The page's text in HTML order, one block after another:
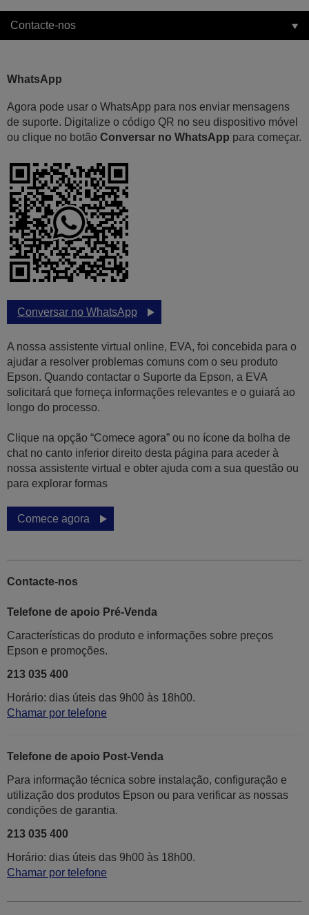
Contacte-nos
WhatsApp
Agora pode usar o WhatsApp para nos enviar mensagens
de suporte. Digitalize o código QR no seu dispositivo móvel
ou clique no botão Conversar no WhatsApp para começar.
Conversar no WhatsApp
A nossa assistente virtual online, EVA, foi concebida para o
ajudar a resolver problemas comuns com o seu produto
Epson. Quando contactar o Suporte da Epson, a EVA
solicitará que forneça informações relevantes e o guiará ao
longo do processo.
Clique na opção “Comece agora” ou no ícone da bolha de
chat no canto inferior direito desta página para aceder à
nossa assistente virtual e obter ajuda com a sua questão ou
para explorar formas
Comece agora
Contacte-nos
Telefone de apoio Pré-Venda
Características do produto e informações sobre preços
Epson e promoções.
213 035 400
Horário: dias úteis das 9h00 às 18h00.
Chamar por telefone
Telefone de apoio Post-Venda
Para informação técnica sobre instalação, configuração e
utilização dos produtos Epson ou para verificar as nossas
condições de garantia.
213 035 400
Horário: dias úteis das 9h00 às 18h00.
Chamar por telefone